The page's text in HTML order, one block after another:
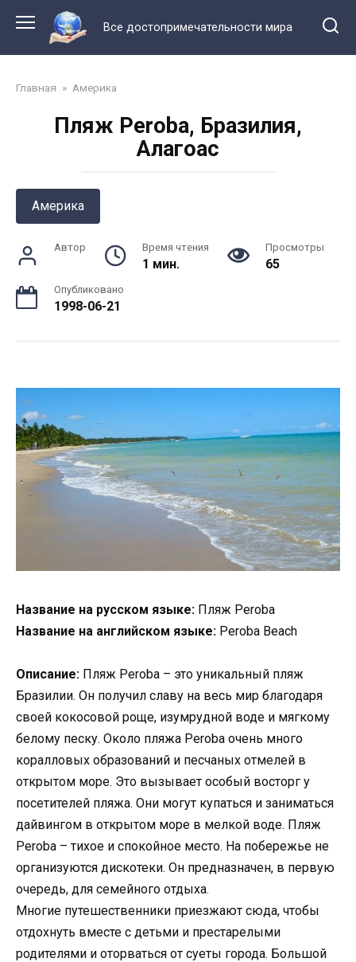
контенту
Все достопримечательности мира
Главная » Америка
Пляж Peroba, Бразилия,
Алагоас
Америка
Автор Время чтения
1 мин.
Просмотры
65
Опубликовано
1998-06-21
Название на русском языке: Пляж Peroba
Название на английском языке: Peroba Beach
Описание: Пляж Peroba – это уникальный пляж
Бразилии. Он получил славу на весь мир благодаря
своей кокосовой роще, изумрудной воде и мягкому
белому песку. Около пляжа Peroba очень много
коралловых образований и песчаных отмелей в
открытом море. Это вызывает особый восторг у
посетителей пляжа. Они могут купаться и заниматься
дайвингом в открытом море в мелкой воде. Пляж
Peroba – тихое и спокойное место. На побережье не
организуются дискотеки. Он предназначен, в первую
очередь, для семейного отдыха.
Многие путешественники приезжают сюда, чтобы
отдохнуть вместе с детьми и престарелыми
родителями и оторваться от суеты города. Большой